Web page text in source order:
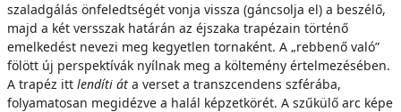
szaladgálás önfeledtségét vonja vissza (gáncsolja el) a beszélő,
majd a két versszak határán az éjszaka trapézain történő
emelkedést nevezi meg kegyetlen tornaként. A „rebbenő való”
fölött új perspektívák nyílnak meg a költemény értelmezésében.
A trapéz itt lendíti át a verset a transzcendens szférába,
folyamatosan megidézve a halál képzetkörét. A szűkülő arc képe